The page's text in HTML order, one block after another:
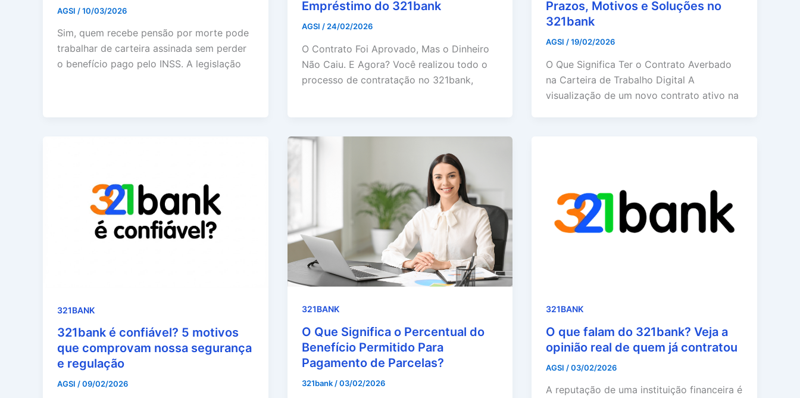
AGSI /10/03/2026
Sim, quem recebe pensão por morte pode
trabalhar de carteira assinada sem perder
o benefício pago pelo INSS. A legislação
Empréstimo do 321bank
AGSI / 24/02/2026
O Contrato Foi Aprovado, Mas o Dinheiro
Não Caiu. E Agora? Você realizou todo o
processo de contratação no 321bank,
Prazos, Motivos e Soluções no
321bank
AGSI /19/02/2026
O Que Significa Ter o Contrato Averbado
na Carteira de Trabalho Digital A
visualização de um novo contrato ativo na
321BANK
321bank é confiável? 5 motivos
que comprovam nossa segurança
e regulação
AGSI /09/02/2026
321BANK
O Que Significa o Percentual do
Benefício Permitido Para
Pagamento de Parcelas?
321bank /03/02/2026
321BANK
O que falam do 321bank? Veja a
opinião real de quem já contratou
AGSI /03/02/2026
A reputação de uma instituição financeira é